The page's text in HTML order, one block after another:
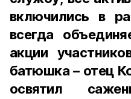
включились в
всегда
акции
батюшка – отец
освятил